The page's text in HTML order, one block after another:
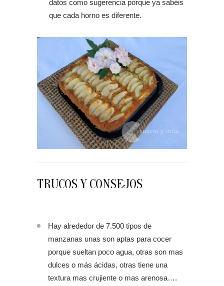
datos como sugerencia porque ya sabéis
que cada horno es diferente.
TRUCOS Y CONSEJOS
Hay alrededor de 7.500 tipos de
manzanas unas son aptas para cocer
porque sueltan poco agua, otras son mas
dulces o más ácidas, otras tiene una
textura mas crujiente o mas arenosa….